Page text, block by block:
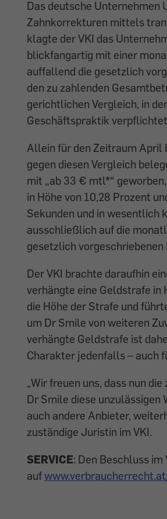
Das deutsche Unternehmen
Zahnkorrekturen mittels
klagte der VKI das
blickfangartig mit einer
auffallend die gesetzlich
den zu zahlenden
gerichtlichen Vergleich, in
Geschäftspraktik
Allein für den Zeitraum April
gegen diesen Vergleich
mit „ab 33 € mtl*“
in Höhe von 10,28 Prozent
Sekunden und in wesentlich
ausschließlich auf die
gesetzlich
Der VKI brachte daraufhin
verhängte eine Geldstrafe in
die Höhe der Strafe und
um Dr Smile von weiteren
verhängte Geldstrafe ist
Charakter jedenfalls – auch
„Wir freuen uns, dass nun
Dr Smile diese
auch andere Anbieter,
zuständige Juristin im VKI.
SERVICE: Den Beschluss
auf